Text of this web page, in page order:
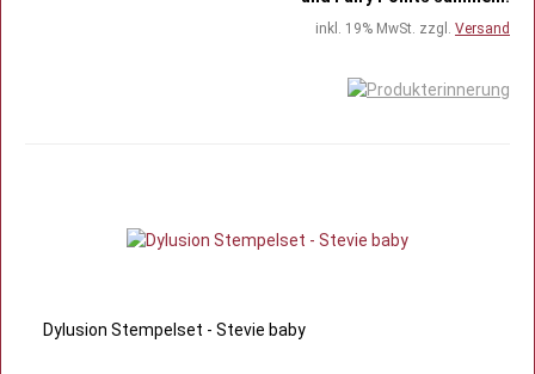
inkl. 19% MwSt. zzgl. Versand
Dylusion Stempelset - Stevie baby